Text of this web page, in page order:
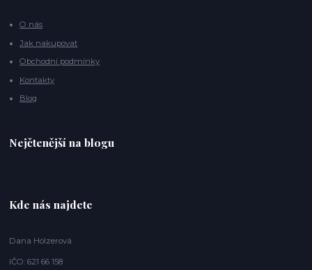
O nás
Jak nakupovat
Obchodní podmínky
Kontakty
Blog
Nejčtenější na blogu
Kde nás najdete
Dana Holzerová
IČO: 621 66 158